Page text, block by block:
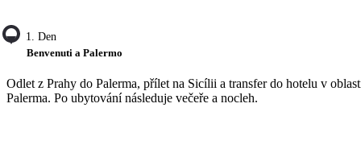
1. Den
Benvenuti a Palermo
Odlet z Prahy do Palerma, přílet na Sicílii a transfer do hotelu v
Palerma. Po ubytování následuje večeře a nocleh.